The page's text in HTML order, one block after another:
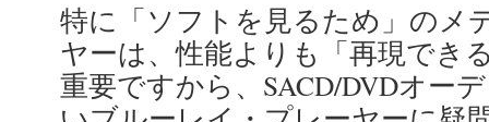
特に「ソフトを見るため」のメ
ヤーは、性能よりも「再現でき
重要ですから、SACD/DVDオー